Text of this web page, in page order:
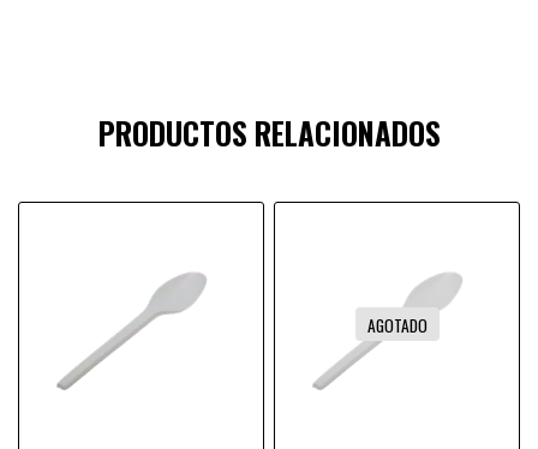
PRODUCTOS RELACIONADOS
AGOTADO